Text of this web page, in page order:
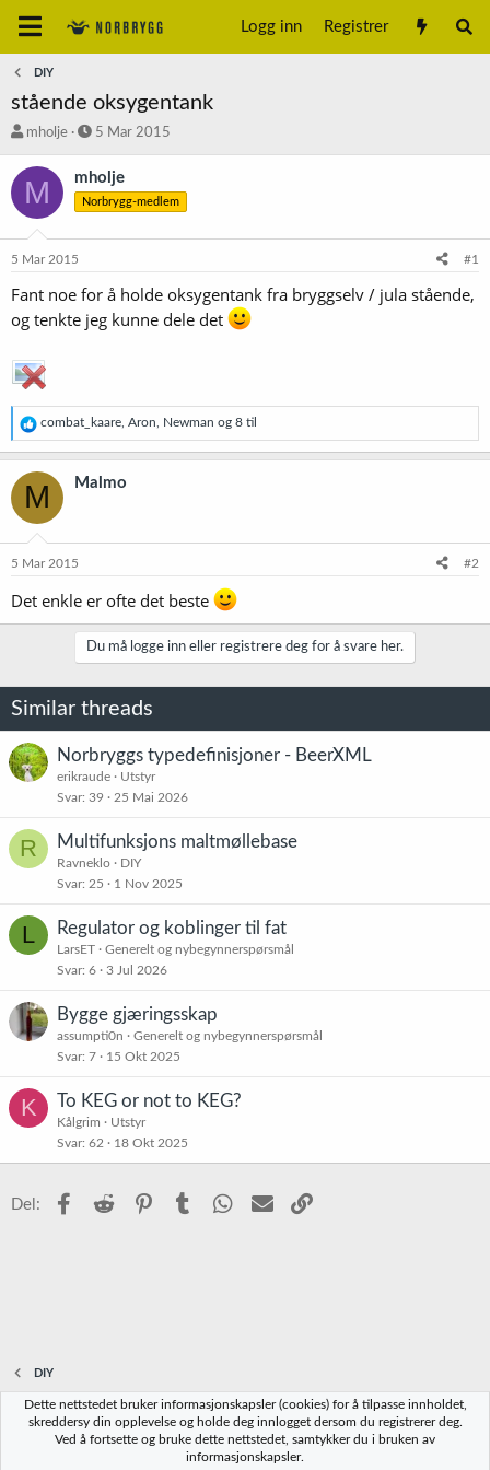
Logg inn Registrer
DIY
stående oksygentank
T
å
d
t
r
mholje
S
a
r
t
o
5 Mar 2015
M mholje
Norbrygg-medlem
5 Mar 2015 #1
Fant noe for å holde oksygentank fra bryggselv / jula stående,
og tenkte jeg kunne dele det
R
e
a
k
s
j
o
e
combat_kaare Aron Newman og 8 til
M Malmo
5 Mar 2015 #2
Det enkle er ofte det beste
Du må logge inn eller registrere deg for å svare her.
Similar threads
Norbryggs typedefinisjoner - BeerXML
erikraude
Utstyr
Svar 39 25 Mai 2026
R Multifunksjons maltmøllebase
Ravneklo
DIY
Svar 25 1 Nov 2025
L Regulator og koblinger til fat
LarsET
Generelt og nybegynnerspørsmål
Svar 6 3 Jul 2026
Bygge gjæringsskap
assumpti0n
Generelt og nybegynnerspørsmål
Svar 7 15 Okt 2025
K To KEG or not to KEG?
Kålgrim
Utstyr
Svar 62 18 Okt 2025
Del: Facebook
Reddit PinterestTumblr WhatsApp
E-post
DIY
Norbrygg-default
Vilkår og regler Personvernregler
Dette nettstedet bruker informasjonskapsler (cookies) for å tilpasse innholdet,
skreddersy din opplevelse og holde deg innlogget dersom du registrerer deg.
Ved å fortsette og bruke dette nettstedet, samtykker du i bruken av
informasjonskapsler.